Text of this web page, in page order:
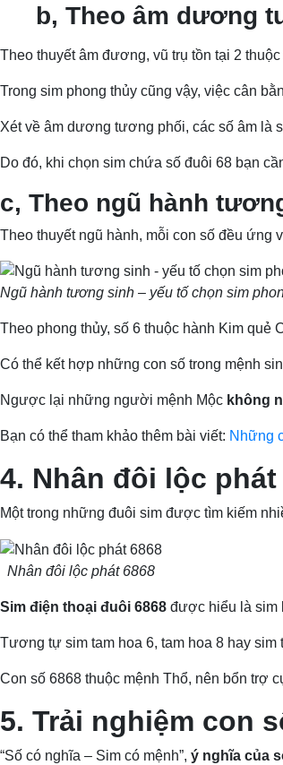
b, Theo âm dương
Theo thuyết âm đương, vũ trụ tồn tại 2
Trong sim phong thủy cũng vậy, việc cân
Xét về âm dương tương phối, các số âm là
Do đó, khi chọn sim chứa số đuôi 68 bạn
c, Theo ngũ hành
Theo thuyết ngũ hành, mỗi con số đều ứng
Ngũ hành tương sinh – yếu tố chọn sim
Theo phong thủy, số 6 thuộc hành Kim quẻ
Có thể kết hợp những con số trong mệnh
Ngược lại những người mệnh Mộc không
Bạn có thể tham khảo thêm bài viết: Những
4. Nhân đôi lộc phát
Một trong những đuôi sim được tìm kiếm
Nhân đôi lộc phát 6868
Sim điện thoại đuôi 6868 được hiểu là sim
Tương tự sim tam hoa 6, tam hoa 8 hay sim
Con số 6868 thuộc mệnh Thổ, nên bổn trợ
5. Trải nghiệm con
“Số có nghĩa – Sim có mệnh”, ý nghĩa của